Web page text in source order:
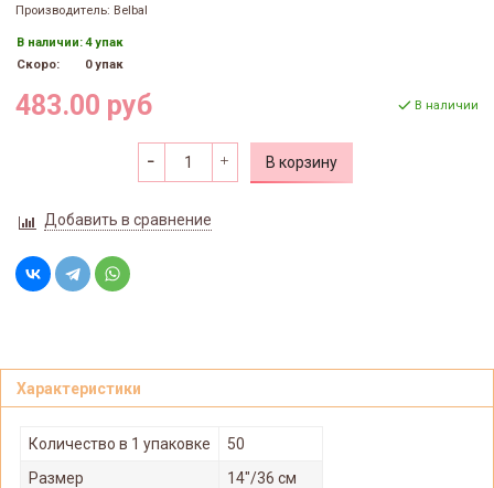
Производитель: Belbal
В наличии:4 упак
Скоро:
0 упак
483.00 руб В наличии
В корзину
Добавить в сравнение
Характеристики
Количество в 1 упаковке
50
Размер
14"/36 см